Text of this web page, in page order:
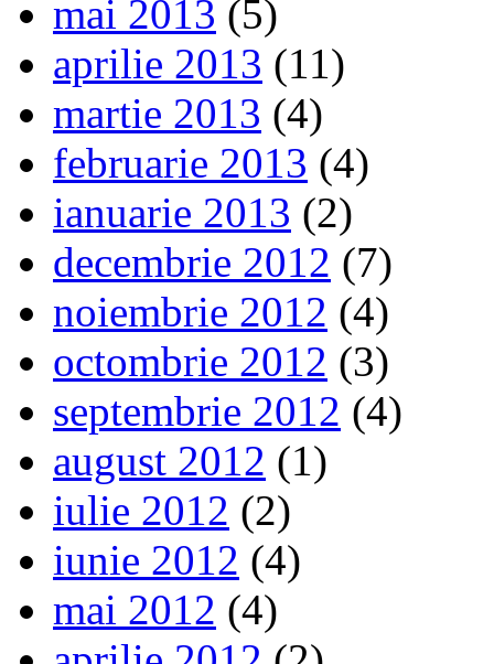
mai 2013 (5)
aprilie 2013 (11)
martie 2013 (4)
februarie 2013 (4)
ianuarie 2013 (2)
decembrie 2012 (7)
noiembrie 2012 (4)
octombrie 2012 (3)
septembrie 2012 (4)
august 2012 (1)
iulie 2012 (2)
iunie 2012 (4)
mai 2012 (4)